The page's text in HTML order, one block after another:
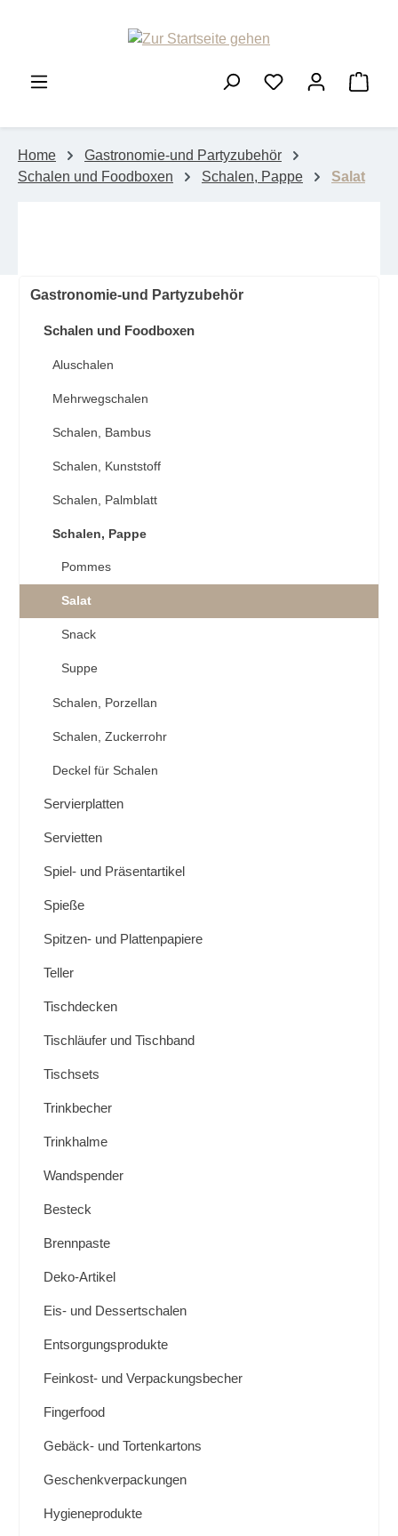
Home
Gastronomie-und Partyzubehör
Schalen und Foodboxen
Schalen, Pappe Salat
Gastronomie-und Partyzubehör
Schalen und Foodboxen
Aluschalen
Mehrwegschalen
Schalen, Bambus
Schalen, Kunststoff
Schalen, Palmblatt
Schalen, Pappe
Pommes
Salat
Snack
Suppe
Schalen, Porzellan
Schalen, Zuckerrohr
Deckel für Schalen
Servierplatten
Servietten
Spiel- und Präsentartikel
Spieße
Spitzen- und Plattenpapiere
Teller
Tischdecken
Tischläufer und Tischband
Tischsets
Trinkbecher
Trinkhalme
Wandspender
Besteck
Brennpaste
Deko-Artikel
Eis- und Dessertschalen
Entsorgungsprodukte
Feinkost- und Verpackungsbecher
Fingerfood
Gebäck- und Tortenkartons
Geschenkverpackungen
Hygieneprodukte